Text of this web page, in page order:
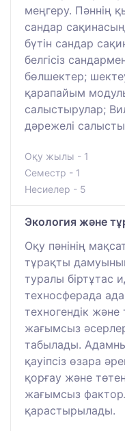
меңгеру. Пәннің
сандар
бүтін сандар
белгісіз
бөлшектер;
қарапайым
салыстырулар;
дәрежелі
Оқу жылы - 1
Семестр - 1
Несиелер - 5
Экология және
Оқу пәнінің
тұрақты
туралы біртұтас
техносферада
техногендік және
жағымсыз
табылады.
қауіпсіз өзара
қорғау және
жағымсыз
қарастырылады.